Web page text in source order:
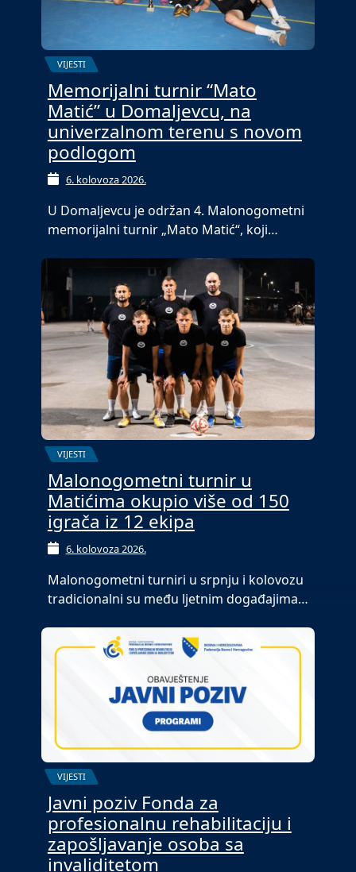
VIJESTI
Memorijalni turnir “Mato
Matić” u Domaljevcu, na
univerzalnom terenu s novom
podlogom
6. kolovoza 2026.
U Domaljevcu je održan 4. Malonogometni
memorijalni turnir „Mato Matić“, koji…
VIJESTI
Malonogometni turnir u
Matićima okupio više od 150
igrača iz 12 ekipa
6. kolovoza 2026.
Malonogometni turniri u srpnju i kolovozu
tradicionalni su među ljetnim događajima…
VIJESTI
Javni poziv Fonda za
profesionalnu rehabilitaciju i
zapošljavanje osoba sa
invaliditetom